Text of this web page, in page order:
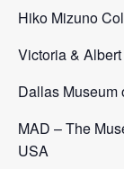
Hiko Mizuno
Victoria &
Dallas Museum
MAD – The
USA